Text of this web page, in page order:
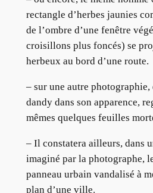
rectangle d’herbes jaunies
de l’ombre d’une fenêtre
croisillons plus foncés) se
herbeux au bord d’une route.
– sur une autre photographie,
dandy dans son apparence,
mêmes quelques feuilles
– Il constatera ailleurs, dans
imaginé par la photographe,
panneau urbain vandalisé à
plan d’une ville.